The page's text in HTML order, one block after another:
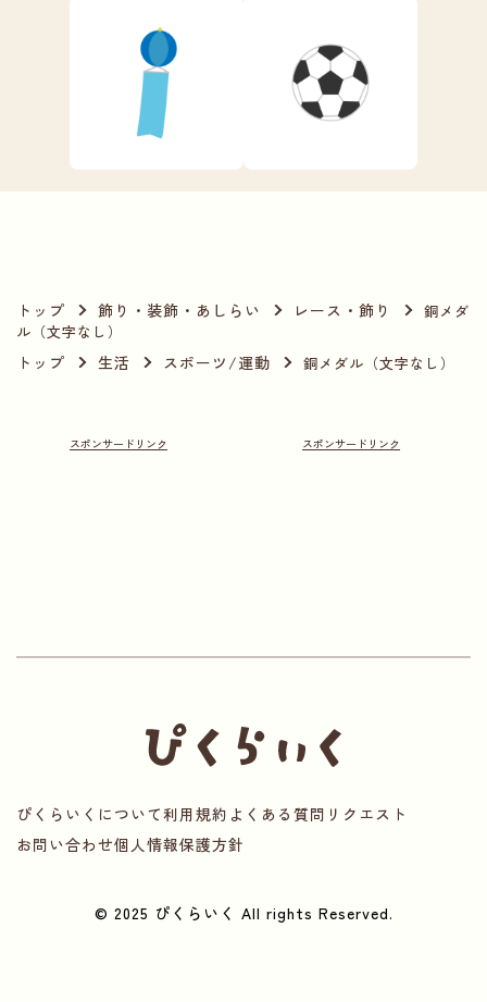
トップ 飾り・装飾・あしらい レース・飾り
銅メダ
ル（文字なし）
トップ 生活 スポーツ/運動 銅メダル（文字なし）
ぴくらいくについて利用規約 よくある質問 リクエスト
お問い合わせ個人情報保護方針
© 2025 ぴくらいく All rights Reserved.